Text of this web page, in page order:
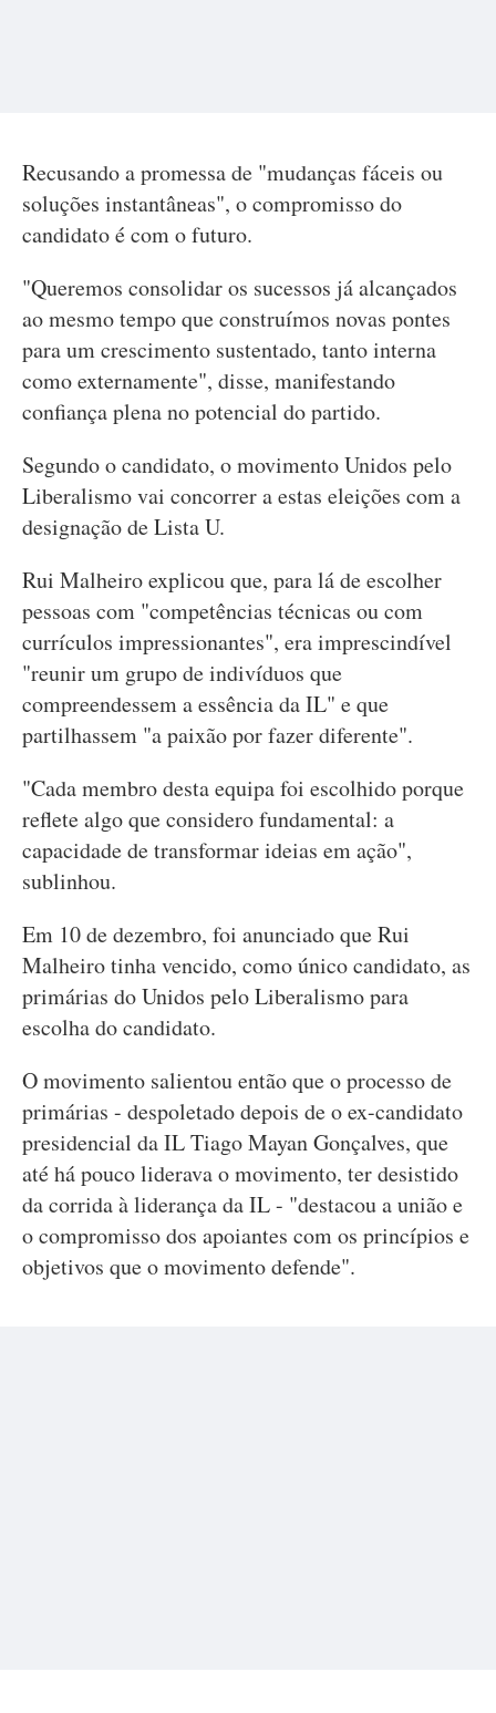
Recusando a promessa de "mudanças fáceis ou
soluções instantâneas", o compromisso do
candidato é com o futuro.
"Queremos consolidar os sucessos já alcançados
ao mesmo tempo que construímos novas pontes
para um crescimento sustentado, tanto interna
como externamente", disse, manifestando
confiança plena no potencial do partido.
Segundo o candidato, o movimento Unidos pelo
Liberalismo vai concorrer a estas eleições com a
designação de Lista U.
Rui Malheiro explicou que, para lá de escolher
pessoas com "competências técnicas ou com
currículos impressionantes", era imprescindível
"reunir um grupo de indivíduos que
compreendessem a essência da IL" e que
partilhassem "a paixão por fazer diferente".
"Cada membro desta equipa foi escolhido porque
reflete algo que considero fundamental: a
capacidade de transformar ideias em ação",
sublinhou.
Em 10 de dezembro, foi anunciado que Rui
Malheiro tinha vencido, como único candidato, as
primárias do Unidos pelo Liberalismo para
escolha do candidato.
O movimento salientou então que o processo de
primárias - despoletado depois de o ex-candidato
presidencial da IL Tiago Mayan Gonçalves, que
até há pouco liderava o movimento, ter desistido
da corrida à liderança da IL - "destacou a união e
o compromisso dos apoiantes com os princípios e
objetivos que o movimento defende".